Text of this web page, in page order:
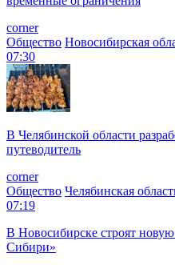
corner
Общество Новосибирская
07:30
В Челябинской области
путеводитель
corner
Общество Челябинская
07:19
В Новосибирске строят
Сибири»